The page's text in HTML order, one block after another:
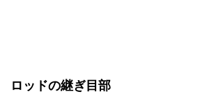
ロッドの継ぎ目部